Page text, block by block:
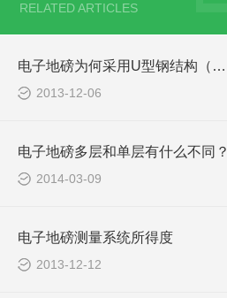
RELATED ARTICLES
电子地磅为何采用U型钢结构（二）
2013-12-06
电子地磅多层和单层有什么不同？
2014-03-09
电子地磅测量系统所得度
2013-12-12